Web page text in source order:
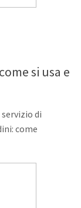
si usa e
di
come